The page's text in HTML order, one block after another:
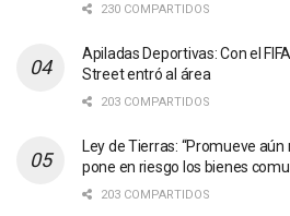
230 COMPARTIDOS
Apiladas Deportivas: Con el
Street entró al área
203 COMPARTIDOS
Ley de Tierras: “Promueve
pone en riesgo los bienes
203 COMPARTIDOS